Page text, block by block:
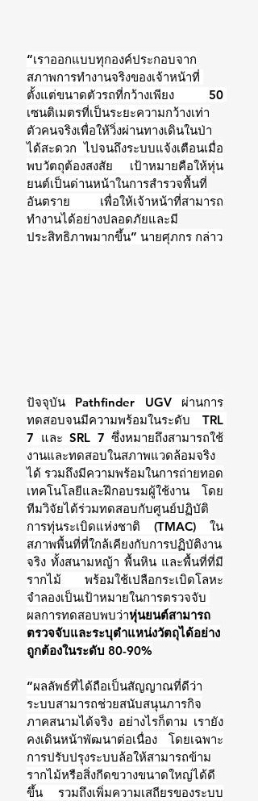
“เราออกแบบทุกองค์ประกอบจาก
สภาพการทำงานจริงของเจ้าหน้าที่
ตั้งแต่ขนาดตัวรถที่กว้างเพียง 50
เซนติเมตรที่เป็นระยะความกว้างเท่า
ตัวคนจริงเพื่อให้วิ่งผ่านทางเดินในป่า
ได้สะดวก ไปจนถึงระบบแจ้งเตือนเมื่อ
พบวัตถุต้องสงสัย เป้าหมายคือให้หุ่น
ยนต์เป็นด่านหน้าในการสำรวจพื้นที่
อันตราย เพื่อให้เจ้าหน้าที่สามารถ
ทำงานได้อย่างปลอดภัยและมี
ประสิทธิภาพมากขึ้น” นายศุภกร กล่าว
ปัจจุบัน Pathfinder UGV ผ่านการ
ทดสอบจนมีความพร้อมในระดับ TRL
7 และ SRL 7 ซึ่งหมายถึงสามารถใช้
งานและทดสอบในสภาพแวดล้อมจริง
ได้ รวมถึงมีความพร้อมในการถ่ายทอด
เทคโนโลยีและฝึกอบรมผู้ใช้งาน โดย
ทีมวิจัยได้ร่วมทดสอบกับศูนย์ปฏิบัติ
การทุ่นระเบิดแห่งชาติ (TMAC) ใน
สภาพพื้นที่ที่ใกล้เคียงกับการปฏิบัติงาน
จริง ทั้งสนามหญ้า พื้นหิน และพื้นที่ที่มี
รากไม้ พร้อมใช้เปลือกระเบิดโลหะ
จำลองเป็นเป้าหมายในการตรวจจับ
ผลการทดสอบพบว่าหุ่นยนต์สามารถ
ตรวจจับและระบุตำแหน่งวัตถุได้อย่าง
ถูกต้องในระดับ 80-90%
“ผลลัพธ์ที่ได้ถือเป็นสัญญาณที่ดีว่า
ระบบสามารถช่วยสนับสนุนภารกิจ
ภาคสนามได้จริง อย่างไรก็ตาม เรายัง
คงเดินหน้าพัฒนาต่อเนื่อง โดยเฉพาะ
การปรับปรุงระบบล้อให้สามารถข้าม
รากไม้หรือสิ่งกีดขวางขนาดใหญ่ได้ดี
ขึ้น รวมถึงเพิ่มความเสถียรของระบบ